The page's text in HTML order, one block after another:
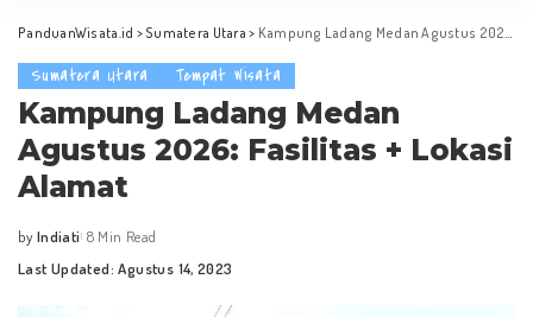
PanduanWisata.id > Sumatera Utara > Kampung Ladang Medan Agustus 2026: Fasilitas + Lokasi Alamat
Sumatera Utara Tempat Wisata
Kampung Ladang Medan
Agustus 2026: Fasilitas + Lokasi
Alamat
Posted
by
by Indiati 8 Min Read
Last Updated: Agustus 14, 2023